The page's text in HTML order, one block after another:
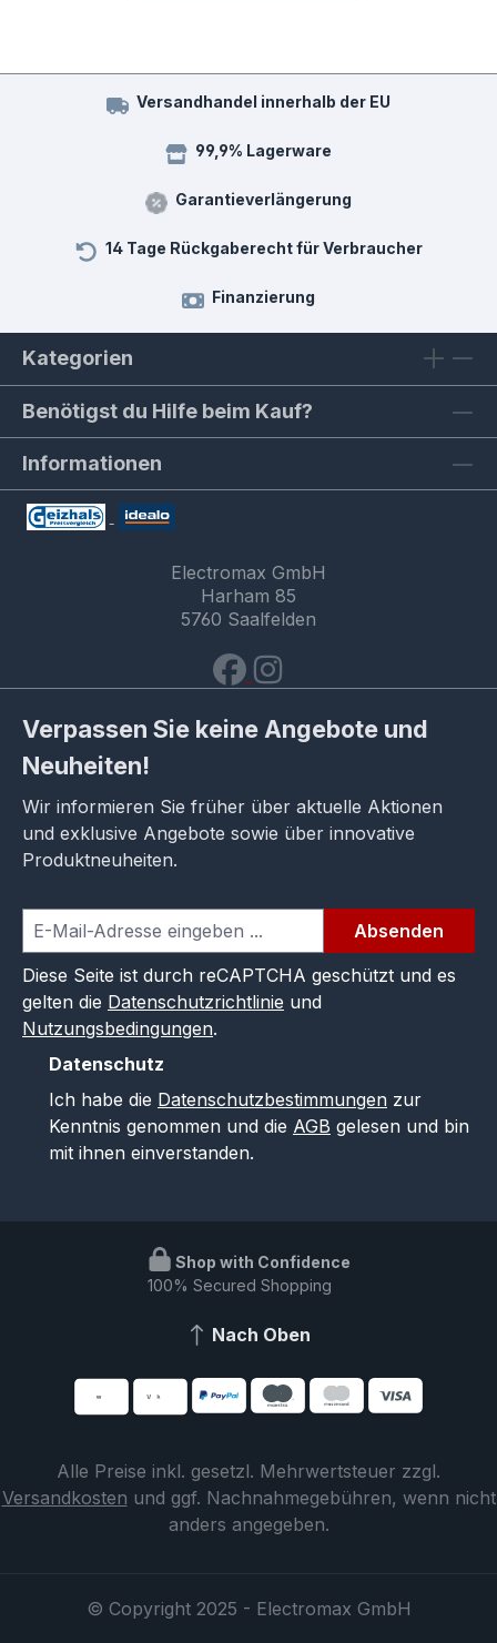
Versandhandel innerhalb der EU
99,9% Lagerware
Garantieverlängerung
14 Tage Rückgaberecht für Verbraucher
Finanzierung
Kategorien
Benötigst du Hilfe beim Kauf?
Informationen
Electromax GmbH
Harham 85
5760 Saalfelden
Verpassen Sie keine Angebote und
Neuheiten!
Wir informieren Sie früher über aktuelle Aktionen
und exklusive Angebote sowie über innovative
Produktneuheiten.
Absenden
Diese Seite ist durch reCAPTCHA geschützt und es
gelten die Datenschutzrichtlinie und
Nutzungsbedingungen.
Datenschutz
Ich habe die Datenschutzbestimmungen zur
Kenntnis genommen und die AGB gelesen und bin
mit ihnen einverstanden.
Shop with Confidence
100% Secured Shopping
Nach Oben
Alle Preise inkl. gesetzl. Mehrwertsteuer zzgl.
Versandkosten und ggf. Nachnahmegebühren, wenn nicht
anders angegeben.
© Copyright 2025 - Electromax GmbH